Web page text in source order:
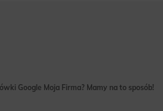
Google Moja Firma? Mamy na to sposób!